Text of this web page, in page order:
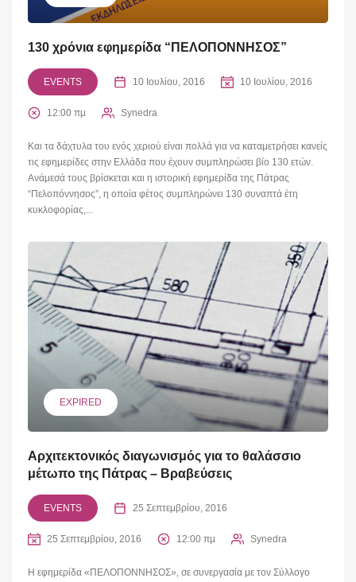
130 χρόνια εφημερίδα “ΠΕΛΟΠΟΝΝΗΣΟΣ”
EVENTS 10 Ιουλίου, 2016 10 Ιουλίου, 2016
12:00 πμ Synedra
Και τα δάχτυλα του ενός χεριού είναι πολλά για να καταμετρήσει κανείς
τις εφημερίδες στην Ελλάδα που έχουν συμπληρώσει βίο 130 ετών.
Ανάμεσά τους βρίσκεται και η ιστορική εφημερίδα της Πάτρας
“Πελοπόννησος”, η οποία φέτος συμπληρώνει 130 συναπτά έτη
κυκλοφορίας,...
EXPIRED
Αρχιτεκτονικός διαγωνισμός για το θαλάσσιο
μέτωπο της Πάτρας – Βραβεύσεις
EVENTS 25 Σεπτεμβρίου, 2016
25 Σεπτεμβρίου, 2016 12:00 πμ Synedra
Η εφημερίδα «ΠΕΛΟΠΟΝΝΗΣΟΣ», σε συνεργασία με τον Σύλλογο